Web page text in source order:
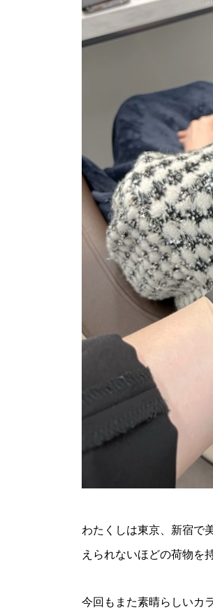
わたくしは東京、新宿で
えられないほどの荷物を
今回もまた素晴らしいカ